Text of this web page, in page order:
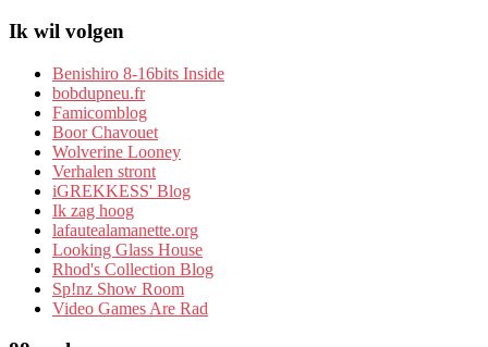
Ik wil volgen
Benishiro 8-16bits Inside
bobdupneu.fr
Famicomblog
Boor Chavouet
Wolverine Looney
Verhalen stront
iGREKKESS' Blog
Ik zag hoog
lafautealamanette.org
Looking Glass House
Rhod's Collection Blog
Sp!nz Show Room
Video Games Are Rad